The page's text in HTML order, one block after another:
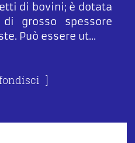
di bovini; è dotata
grosso spessore
Può essere ut...